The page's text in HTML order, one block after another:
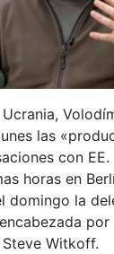
las
con
horas en
domingo la
Witkoff.